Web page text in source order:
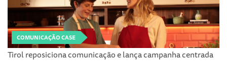
COMUNICAÇÃO CASE
Tirol reposiciona comunicação e lança campanha centrada